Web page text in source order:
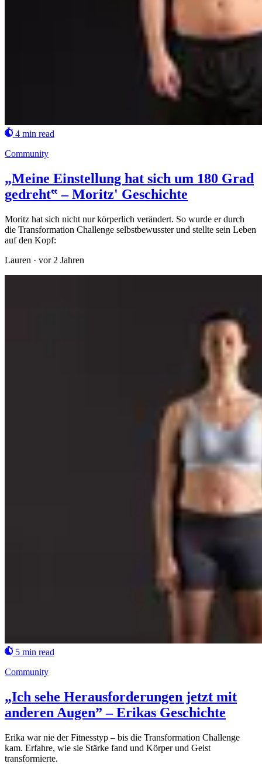
4 min read
Community
„Meine Einstellung hat sich um 180 Grad
gedreht‟ – Moritz' Geschichte
Moritz hat sich nicht nur körperlich verändert. So wurde er durch
die Transformation Challenge selbstbewusster und stellte sein Leben
auf den Kopf:
Lauren · vor 2 Jahren
5 min read
Community
„Ich sehe Herausforderungen jetzt mit
anderen Augen” – Erikas Geschichte
Erika war nie der Fitnesstyp – bis die Transformation Challenge
kam. Erfahre, wie sie Stärke fand und Körper und Geist
transformierte.